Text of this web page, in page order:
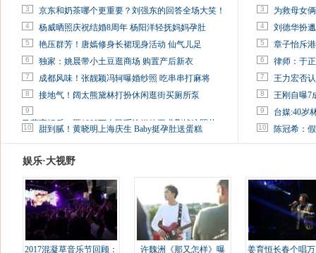
3 京东和奶茶哪个更重要？刘强东的回答全场大笑！
4 杨威晒照庆祝结婚8周年 杨阳洋轻抚妈妈孕肚
5 艳压群芳！唐嫣修身长裙现身活动 仙气儿足
6 独家：姚晨带小土豆逛商场 购置产后新衣
7 成都风味！张靓颖冯轲曝婚纱照 吃串串打麻将
8 接地气！阔太熊黛林打扮休闲逛街买厕所泵
9
马蓉离婚后，砸1000万人民币给媒体要求删掉这照片
10 甜到腻！黄晓明上海庆生 Baby挺孕肚送蛋糕
3 为救母女
4 刘德华扮
5 章子怡斥
6 律师：于
7 王力宏否
8 王刚自曝7
9 台媒:40岁
10 陈冠希：
娱乐·大视野
2017混凝草音乐节回顾：
许魏洲《那又怎样》曝
姜育恒长春个唱